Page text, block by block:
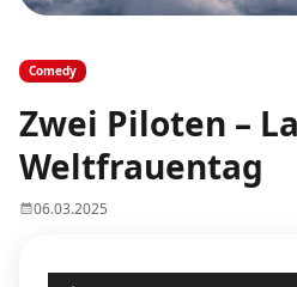
Comedy
Zwei Piloten –
Weltfrauentag
06.03.2025